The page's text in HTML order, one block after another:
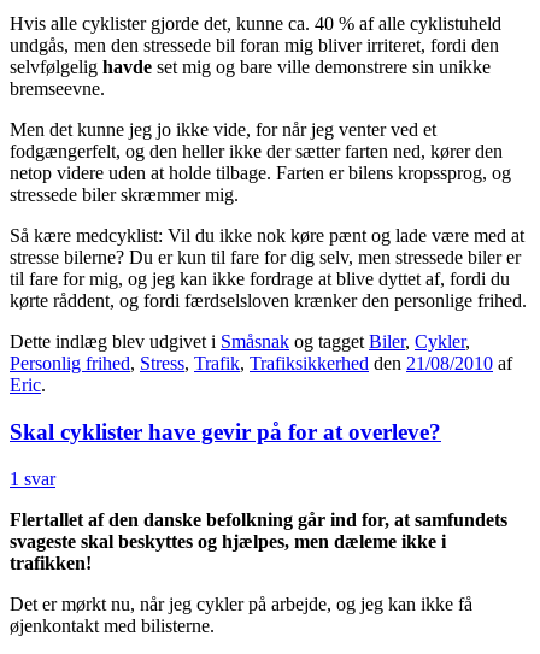
Hvis alle cyklister gjorde det, kunne ca. 40 % af alle cyklistuheld
undgås, men den stressede bil foran mig bliver irriteret, fordi den
selvfølgelig havde set mig og bare ville demonstrere sin unikke
bremseevne.
Men det kunne jeg jo ikke vide, for når jeg venter ved et
fodgængerfelt, og den heller ikke der sætter farten ned, kører den
netop videre uden at holde tilbage. Farten er bilens kropssprog, og
stressede biler skræmmer mig.
Så kære medcyklist: Vil du ikke nok køre pænt og lade være med at
stresse bilerne? Du er kun til fare for dig selv, men stressede biler er
til fare for mig, og jeg kan ikke fordrage at blive dyttet af, fordi du
kørte råddent, og fordi færdselsloven krænker den personlige frihed.
Dette indlæg blev udgivet i Småsnak og tagget Biler, Cykler,
Personlig frihed, Stress, Trafik, Trafiksikkerhed den 21/08/2010 af
Eric.
Skal cyklister have gevir på for at overleve?
1 svar
Flertallet af den danske befolkning går ind for, at samfundets
svageste skal beskyttes og hjælpes, men dæleme ikke i
trafikken!
Det er mørkt nu, når jeg cykler på arbejde, og jeg kan ikke få
øjenkontakt med bilisterne.